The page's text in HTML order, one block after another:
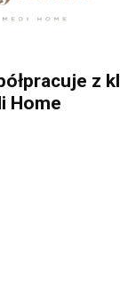
z
Home